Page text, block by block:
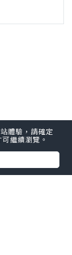
體驗，請確定
可繼續瀏覽。